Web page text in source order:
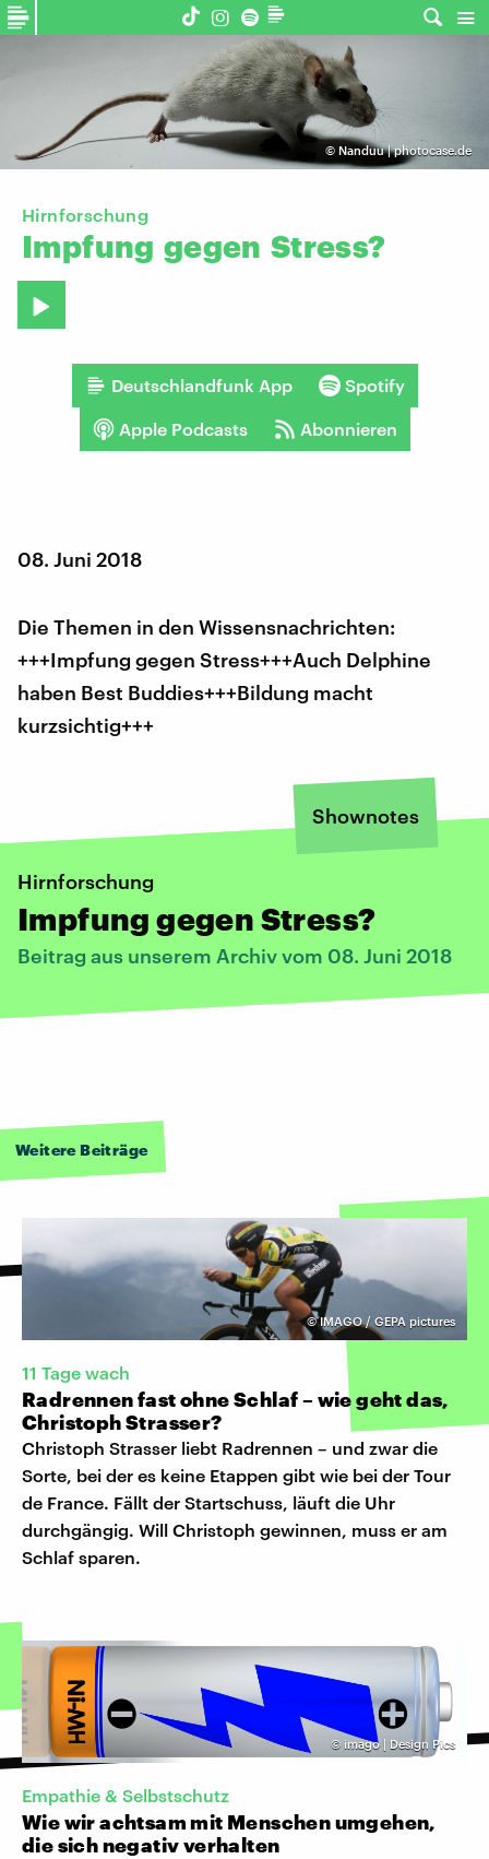
© Nanduu | photocase.de
Hirnforschung
Impfung gegen Stress?
Deutschlandfunk App Spotify
Apple Podcasts Abonnieren
08. Juni 2018
Die Themen in den Wissensnachrichten:
+++Impfung gegen Stress+++Auch Delphine
haben Best Buddies+++Bildung macht
kurzsichtig+++
Shownotes
Hirnforschung
Impfung gegen Stress?
Beitrag aus unserem Archiv vom 08. Juni 2018
Weitere Beiträge
©IMAGO / GEPA pictures
11 Tage wach
Radrennen fast ohne Schlaf – wie geht das,
Christoph Strasser?
Christoph Strasser liebt Radrennen – und zwar die
Sorte, bei der es keine Etappen gibt wie bei der Tour
de France. Fällt der Startschuss, läuft die Uhr
durchgängig. Will Christoph gewinnen, muss er am
Schlaf sparen.
© imago | Design Pics
Empathie & Selbstschutz
Wie wir achtsam mit Menschen umgehen,
die sich negativ verhalten